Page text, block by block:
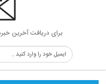
برای دریافت آخرین